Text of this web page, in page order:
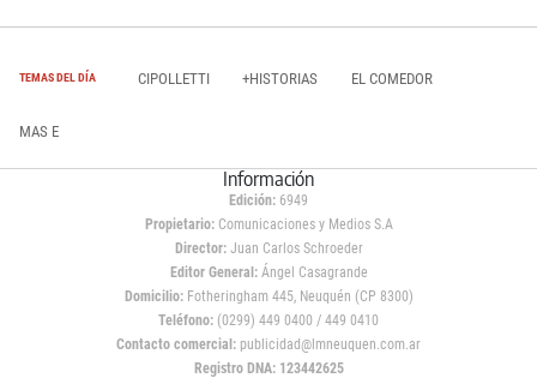
TEMAS DEL DÍA CIPOLLETTI +HISTORIAS EL COMEDOR
MAS E
Información
Edición: 6949
Propietario:Comunicaciones y Medios S.A
Director: Juan Carlos Schroeder
Editor General:Ángel Casagrande
Domicilio:Fotheringham 445, Neuquén (CP 8300)
Teléfono: (0299) 449 0400 / 449 0410
Contacto comercial: publicidad@lmneuquen.com.ar
Registro DNA: 123442625